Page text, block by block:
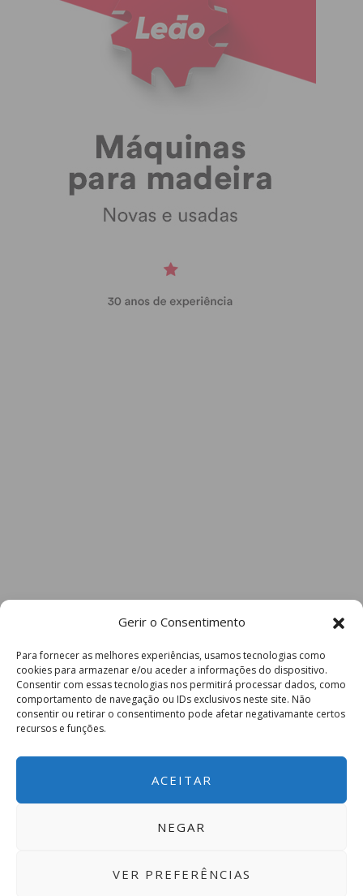
Gerir o Consentimento
Para fornecer as melhores experiências, usamos tecnologias como
cookies para armazenar e/ou aceder a informações do dispositivo.
Consentir com essas tecnologias nos permitirá processar dados, como
comportamento de navegação ou IDs exclusivos neste site. Não
consentir ou retirar o consentimento pode afetar negativamante certos
recursos e funções.
ACEITAR
NEGAR
VER PREFERÊNCIAS